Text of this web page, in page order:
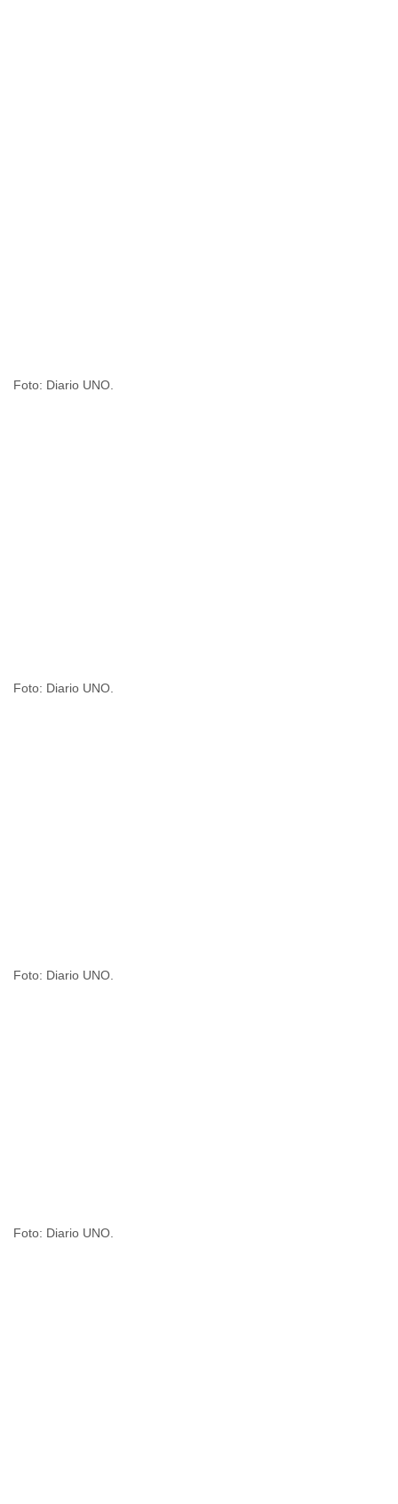
Foto: Diario UNO.
Foto: Diario UNO.
Foto: Diario UNO.
Foto: Diario UNO.